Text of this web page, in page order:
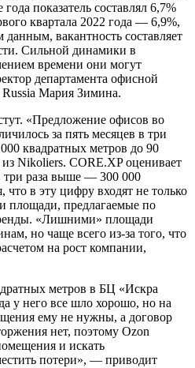
показатель составлял 6,7%
квартала 2022 года — 6,9%,
вакантность составляет
Сильной динамики в
времени они могут
департамента офисной
Мария Зимина.
«Предложение офисов во
за пять месяцев в три
квадратных метров до 90
Nikoliers. СORE.XP оценивает
три раза выше — 300 000
что в эту цифру входят не только
площади, предлагаемые по
«Лишними» площади
но чаще всего из-за того, что
на рост компании,
метров в БЦ «Искра
у него все шло хорошо, но на
ему не нужны, а договор
нет, поэтому Ozon
и искать
потери», — приводит